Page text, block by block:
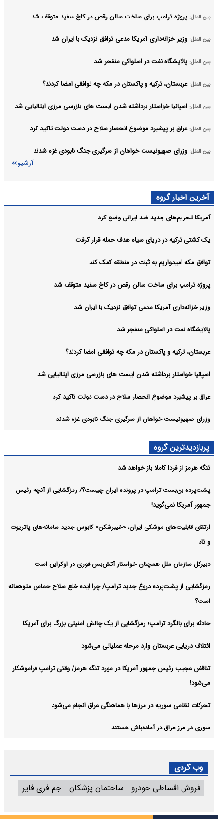
بین الملل: پروژه ترامپ برای ساخت سالن رقص در کاخ سفید متوقف شد
بین الملل: وزیر خزانه‌داری آمریکا مدعی توافق نزدیک با ایران شد
بین الملل: پالایشگاه نفت در اسلواکی منفجر شد
بین الملل: عربستان، ترکیه و پاکستان در مکه چه توافقی امضا کردند؟
بین الملل: اسپانیا خواستار برداشته شدن ایست های بازرسی مرزی ایتالیایی شد
بین الملل: عراق بر پیشبرد موضوع انحصار سلاح در دست دولت تاکید کرد
بین الملل: وزرای صهیونیست خواهان از سرگیری جنگ نابودی غزه شدند
آرشیو
آخرین اخبار گروه
آمریکا تحریم‌های جدید ضد ایرانی وضع کرد
یک کشتی ترکیه در دریای سیاه هدف حمله قرار گرفت
توافق مکه امیدواریم به ثبات در منطقه کمک کند
پروژه ترامپ برای ساخت سالن رقص در کاخ سفید متوقف شد
وزیر خزانه‌داری آمریکا مدعی توافق نزدیک با ایران شد
پالایشگاه نفت در اسلواکی منفجر شد
عربستان، ترکیه و پاکستان در مکه چه توافقی امضا کردند؟
اسپانیا خواستار برداشته شدن ایست های بازرسی مرزی ایتالیایی شد
عراق بر پیشبرد موضوع انحصار سلاح در دست دولت تاکید کرد
وزرای صهیونیست خواهان از سرگیری جنگ نابودی غزه شدند
پربازدیدترین گروه
تنگه هرمز از فردا کاملا باز خواهد شد
پشت‌پرده بن‌بست ترامپ در پرونده ایران چیست؟/ رمزگشایی از آنچه رئیس
جمهور آمریکا نمی‌گوید!
ارتقای قابلیت‌های موشکی ایران، «خیبرشکن» کابوس جدید سامانه‌های پاتریوت
و تاد
دبیرکل سازمان ملل همچنان خواستار آتش‌بس فوری در اوکراین است
رمزگشایی از پشت‌پرده دروغ جدید ترامپ/ چرا ایده خلع سلاح حماس متوهمانه
است؟
حادثه برای بالگرد ترامپ؛ رمزگشایی از یک چالش امنیتی بزرگ برای آمریکا
ائتلاف دریایی عربستان وارد مرحله عملیاتی می‌شود
تناقض عجیب رئیس جمهور آمریکا در مورد تنگه هرمز/ وقتی ترامپ فراموشکار
می‌شود!
تحرکات نظامی سوریه در مرزها با هماهنگی عراق انجام می‌شود
سوری در مرز عراق در آماده‌باش هستند
وب گردی
فروش اقساطی خودرو
ساختمان پزشکان جم فری فایر